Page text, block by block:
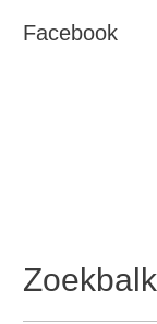
Facebook
Zoekbalk